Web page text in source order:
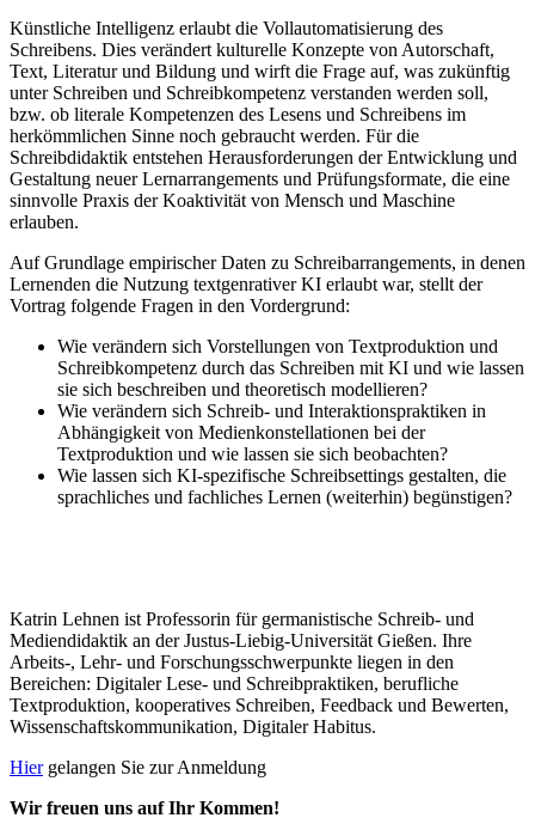
Künstliche Intelligenz erlaubt die Vollautomatisierung des
Schreibens. Dies verändert kulturelle Konzepte von Autorschaft,
Text, Literatur und Bildung und wirft die Frage auf, was zukünftig
unter Schreiben und Schreibkompetenz verstanden werden soll,
bzw. ob literale Kompetenzen des Lesens und Schreibens im
herkömmlichen Sinne noch gebraucht werden. Für die
Schreibdidaktik entstehen Herausforderungen der Entwicklung und
Gestaltung neuer Lernarrangements und Prüfungsformate, die eine
sinnvolle Praxis der Koaktivität von Mensch und Maschine
erlauben.
Auf Grundlage empirischer Daten zu Schreibarrangements, in denen
Lernenden die Nutzung textgenrativer KI erlaubt war, stellt der
Vortrag folgende Fragen in den Vordergrund:
Wie verändern sich Vorstellungen von Textproduktion und
Schreibkompetenz durch das Schreiben mit KI und wie lassen
sie sich beschreiben und theoretisch modellieren?
Wie verändern sich Schreib- und Interaktionspraktiken in
Abhängigkeit von Medienkonstellationen bei der
Textproduktion und wie lassen sie sich beobachten?
Wie lassen sich KI-spezifische Schreibsettings gestalten, die
sprachliches und fachliches Lernen (weiterhin) begünstigen?
Katrin Lehnen ist Professorin für germanistische Schreib- und
Mediendidaktik an der Justus-Liebig-Universität Gießen. Ihre
Arbeits-, Lehr- und Forschungsschwerpunkte liegen in den
Bereichen: Digitaler Lese- und Schreibpraktiken, berufliche
Textproduktion, kooperatives Schreiben, Feedback und Bewerten,
Wissenschaftskommunikation, Digitaler Habitus.
Hiergelangen Sie zur Anmeldung
Wir freuen uns auf Ihr Kommen!